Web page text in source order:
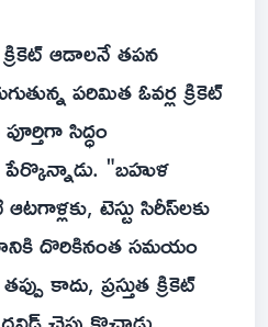
ఆడాలనే తపన
పరిమిత ఓవర్ల క్రికెట్
సిద్ధం
"బహుళ
టెస్టు సిరీస్‌లకు
దొరికినంత సమయం
కాదు, ప్రస్తుత క్రికెట్